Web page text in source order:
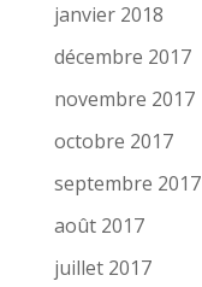
janvier 2018
décembre 2017
novembre 2017
octobre 2017
septembre 2017
août 2017
juillet 2017